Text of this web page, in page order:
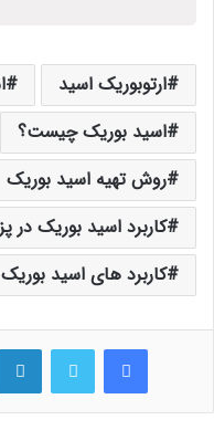
ارتوبوریک اسید
اسید بوریک چیست؟
روش تهیه اسید بوریک
کاربرد اسید بوریک در
کاربرد های اسید بوریک
فیس بوک